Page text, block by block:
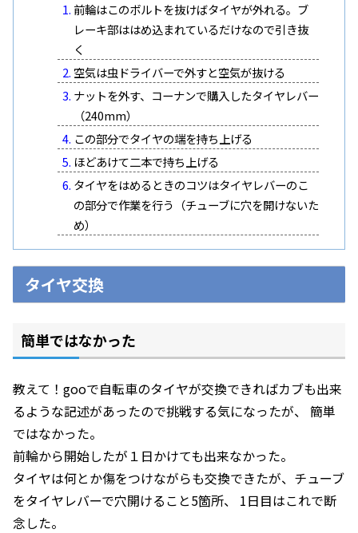
前輪はこのボルトを抜けばタイヤが外れる。ブ
レーキ部ははめ込まれているだけなので引き抜
く
空気は虫ドライバーで外すと空気が抜ける
ナットを外す、コーナンで購入したタイヤレバー
（240mm）
この部分でタイヤの端を持ち上げる
ほどあけて二本で持ち上げる
タイヤをはめるときのコツはタイヤレバーのこ
の部分で作業を行う（チューブに穴を開けないた
め）
タイヤ交換
簡単ではなかった
教えて！gooで自転車のタイヤが交換できればカブも出来
るような記述があったので挑戦する気になったが、 簡単
ではなかった。
前輪から開始したが１日かけても出来なかった。
タイヤは何とか傷をつけながらも交換できたが、チューブ
をタイヤレバーで穴開けること5箇所、 1日目はこれで断
念した。